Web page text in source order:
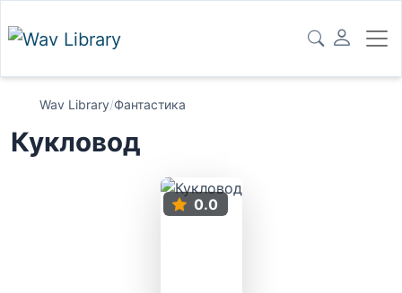
Wav Library/Фантастика
Кукловод
0.0